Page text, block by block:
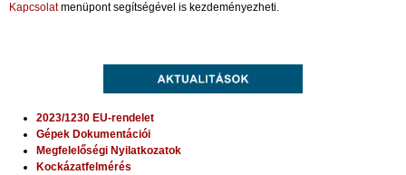
Kapcsolatmenüpont segítségével is kezdeményezheti.
2023/1230 EU-rendelet
Gépek Dokumentációi
Megfelelőségi Nyilatkozatok
Kockázatfelmérés